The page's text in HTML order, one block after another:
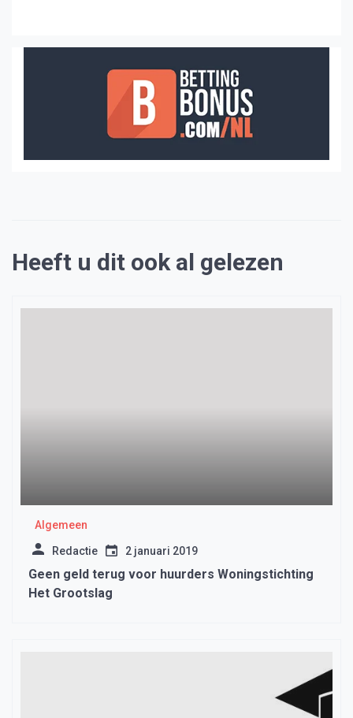
Heeft u dit ook al gelezen
Algemeen
Redactie 2 januari 2019
Geen geld terug voor huurders Woningstichting
Het Grootslag